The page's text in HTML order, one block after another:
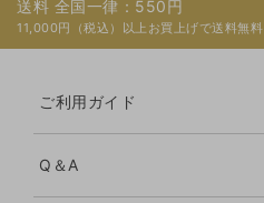
送料 全国一律：550円
11,000円（税込）以上お買上げで送料無料
ご利用ガイド
Q＆A